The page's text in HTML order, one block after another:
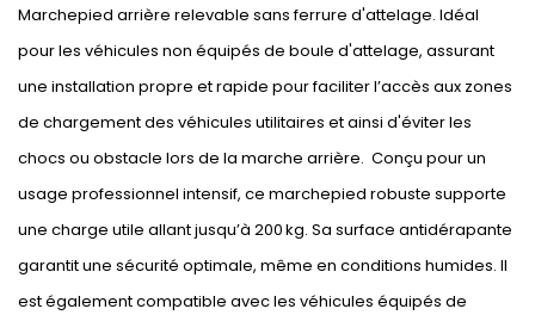
Marchepied arrière relevable sans ferrure d'attelage. Idéal
pour les véhicules non équipés de boule d'attelage, assurant
une installation propre et rapide pour faciliter l’accès aux zones
de chargement des véhicules utilitaires et ainsi d'éviter les
chocs ou obstacle lors de la marche arrière. Conçu pour un
usage professionnel intensif, ce marchepied robuste supporte
une charge utile allant jusqu’à 200 kg. Sa surface antidérapante
garantit une sécurité optimale, même en conditions humides. Il
est également compatible avec les véhicules équipés de